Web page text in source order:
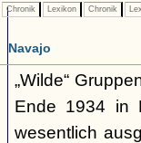
Chronik Lexikon Chronik
Navajo
„Wilde“
Ende 1934 in
wesentlich